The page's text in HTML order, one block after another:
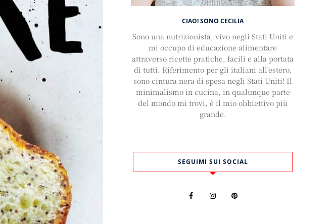
CIAO! SONO CECILIA
Sono una nutrizionista, vivo negli Stati Uniti e
mi occupo di educazione alimentare
attraverso ricette pratiche, facili e alla portata
di tutti. Riferimento per gli italiani all'estero,
sono cintura nera di spesa negli Stati Uniti! Il
minimalismo in cucina, in qualunque parte
del mondo mi trovi, è il mio obbiettivo più
grande.
SEGUIMI SUI SOCIAL